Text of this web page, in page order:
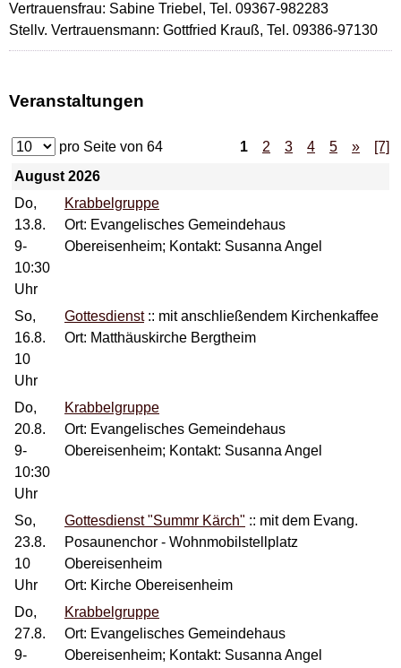
Vertrauensfrau: Sabine Triebel, Tel. 09367-982283
Stellv. Vertrauensmann: Gottfried Krauß, Tel. 09386-97130
Veranstaltungen
pro Seite von 64 1 2 3 4 5 »
[7]
August 2026
Do,
13.8.
9-
10:30
Uhr
Krabbelgruppe
Ort: Evangelisches Gemeindehaus
Obereisenheim; Kontakt: Susanna Angel
So,
16.8.
10
Uhr
Gottesdienst:: mit anschließendem Kirchenkaffee
Ort: Matthäuskirche Bergtheim
Do,
20.8.
9-
10:30
Uhr
Krabbelgruppe
Ort: Evangelisches Gemeindehaus
Obereisenheim; Kontakt: Susanna Angel
So,
23.8.
10
Uhr
Gottesdienst "Summr Kärch" :: mit dem Evang.
Posaunenchor - Wohnmobilstellplatz
Obereisenheim
Ort: Kirche Obereisenheim
Do,
27.8.
9-
Krabbelgruppe
Ort: Evangelisches Gemeindehaus
Obereisenheim; Kontakt: Susanna Angel